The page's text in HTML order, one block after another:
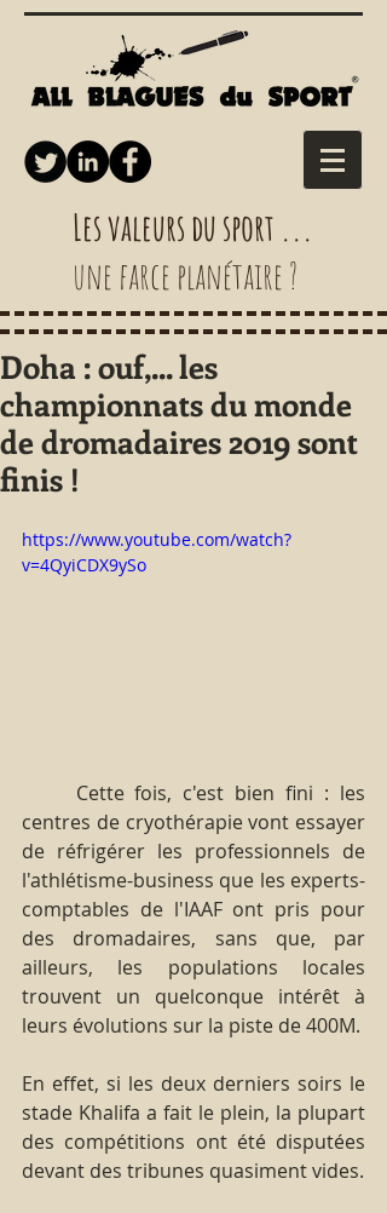
Les valeurs du sport ...
une farce planétaire ?
Doha : ouf,... les
championnats du monde
de dromadaires 2019 sont
finis !
https://www.youtube.com/watch?
v=4QyiCDX9ySo
centres de cryothérapie vont essayer
de réfrigérer les professionnels de
l'athlétisme-business que les experts-
comptables de l'IAAF ont pris pour
des dromadaires, sans que, par
ailleurs, les populations locales
trouvent un quelconque intérêt à
leurs évolutions sur la piste de 400M.
En effet, si les deux derniers soirs le
stade Khalifa a fait le plein, la plupart
des compétitions ont été disputées